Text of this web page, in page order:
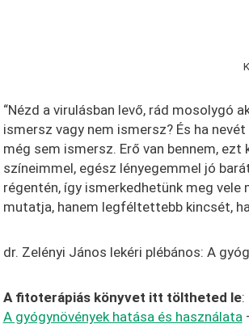
“Nézd a virulásban levő, rád mosolygó
ismersz vagy nem ismersz? És ha
még sem ismersz. Erő van bennem,
színeimmel, egész lényegemmel jó
régentén, így ismerkedhetünk meg vele
mutatja, hanem legféltettebb kincsét,
dr. Zelényi János lekéri plébános: A
A fitoterápiás könyvet itt töltheted le:
A gyógynövények hatása és használata